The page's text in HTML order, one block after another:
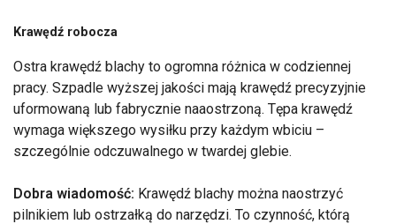
Krawędź robocza
Ostra krawędź blachy to ogromna różnica w codziennej
pracy. Szpadle wyższej jakości mają krawędź precyzyjnie
uformowaną lub fabrycznie naaostrzoną. Tępa krawędź
wymaga większego wysiłku przy każdym wbiciu –
szczególnie odczuwalnego w twardej glebie.
Dobra wiadomość: Krawędź blachy można naostrzyć
pilnikiem lub ostrzałką do narzędzi. To czynność, którą